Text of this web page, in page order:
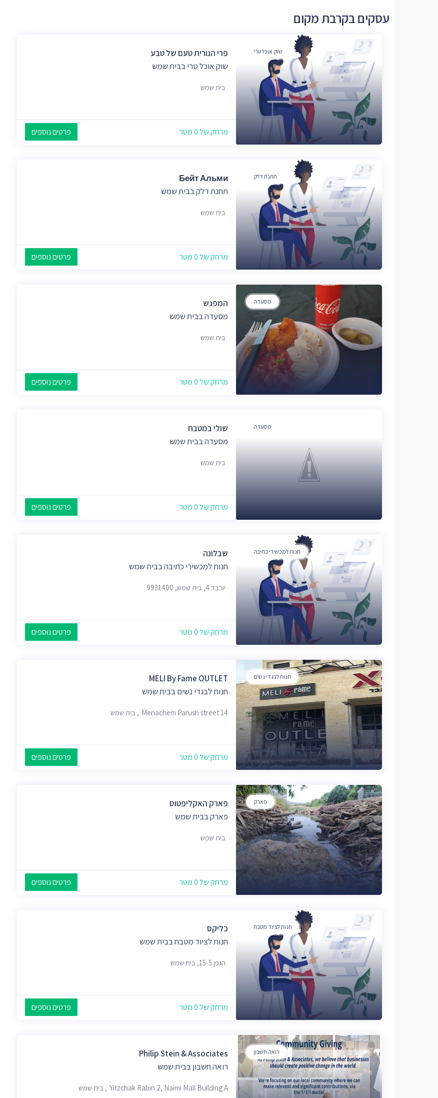
עסקים בקרבת מקום
שוק אוכל טרי
פרי הנורית טעם של טבע
שוק אוכל טרי בבית שמש
בית שמש
מרחק של 0 מטר פרטים נוספים
תחנת דלק
Бейт Альми
תחנת דלק בבית שמש
בית שמש
מרחק של 0 מטר פרטים נוספים
מסעדה
המפגש
מסעדה בבית שמש
בית שמש
מרחק של 0 מטר פרטים נוספים
מסעדה
שולי במטבח
מסעדה בבית שמש
בית שמש
מרחק של 0 מטר פרטים נוספים
חנות למכשירי כתיבה
שבלונה
חנות למכשירי כתיבה בבית שמש
יוכבד 4, בית שמש, 9931400
מרחק של 0 מטר פרטים נוספים
חנות לבגדי נשים
MELI By Fame OUTLET
חנות לבגדי נשים בבית שמש
Menachem Parush street 14, בית שמש
מרחק של 0 מטר פרטים נוספים
פארק
פארק האקליפטוס
פארק בבית שמש
בית שמש
מרחק של 0 מטר פרטים נוספים
חנות לציוד מטבח
כליקס
חנות לציוד מטבח בבית שמש
הגפן 15-5, בית שמש
מרחק של 0 מטר פרטים נוספים
רואה חשבון
Philip Stein & Associates
רואה חשבון בבית שמש
Yitzchak Rabin 2, Naimi Mall Building A, בית שמש